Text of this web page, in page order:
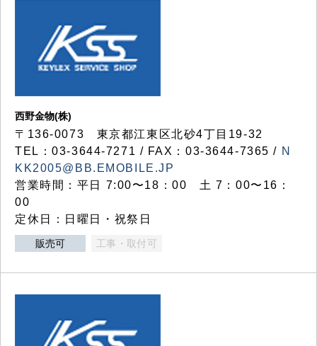
西野金物(株)
〒136-0073 東京都江東区北砂4丁目19-32
TEL：03‐3644‐7271 / FAX：03-3644-7365 / N
KK2005@BB.EMOBILE.JP
営業時間：平日 7:00〜18：00 土 7：00〜16：
00
定休日：日曜日・祝祭日
販売可 工事・取付可